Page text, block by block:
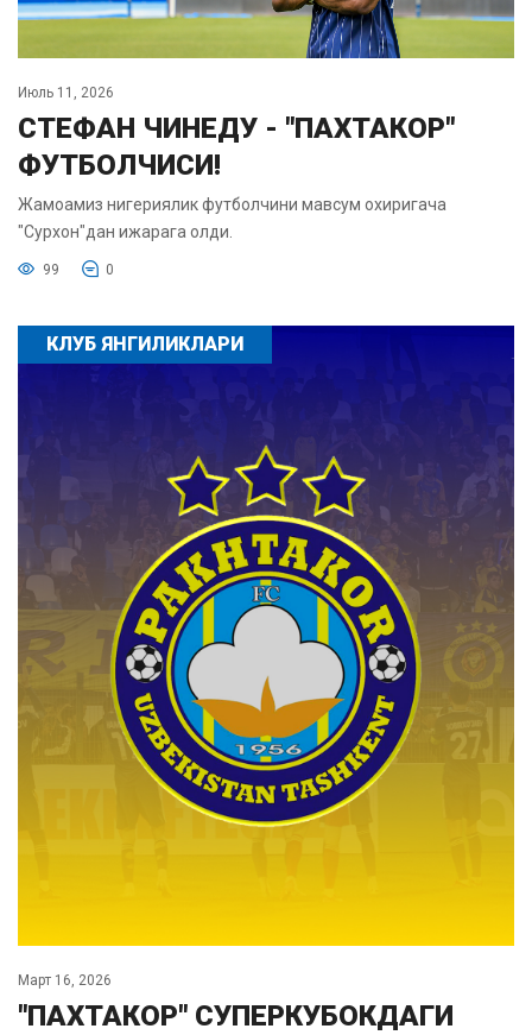
Июль 11, 2026
СТЕФАН ЧИНЕДУ - "ПАХТАКОР"
ФУТБОЛЧИСИ!
Жамоамиз нигериялик футболчини мавсум охиригача
"Сурхон"дан ижарага олди.
99 0
КЛУБ ЯНГИЛИКЛАРИ
Март 16, 2026
"ПАХТАКОР" СУПЕРКУБОКДАГИ